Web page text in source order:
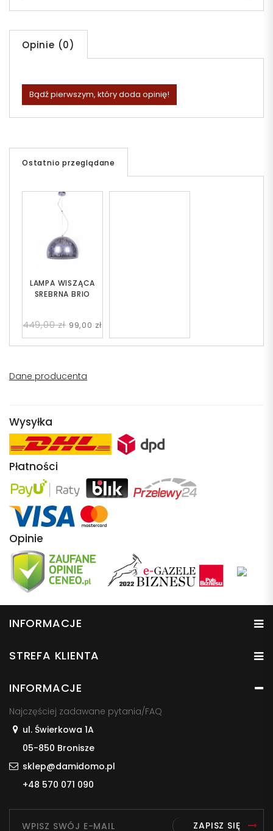
Opinie (0)
Bądź pierwszym, który doda opinię!
Ostatnio przeglądane
LAMPA WISZĄCA
SREBRNA BRIO
449,00 zł 99,00 zł
Dane producenta
Wysyłka
Płatności
Opinie
INFORMACJE
STREFA KLIENTA
INFORMACJE
Najczęściej zadawane pytania/FAQ
ul. Świerkowa 1A
05-850 Bronisze
sklep@damidomo.pl
+48 570 071 090
ZAPISZ SIĘ